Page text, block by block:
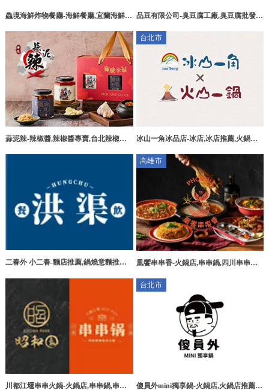
鱻境海鮮炸物餐廳-海鮮餐廳,宜蘭海鮮餐
海鮮炸物小吃店
品豆有限公司-臭豆腐工廠,臭豆腐批發,
蒜泥辣-辣椒醬,辣椒醬專賣,台北辣椒醬
台北市
冰山一角冰品店-冰店,冰店推薦,火鍋推
鍋推薦
二春外 小二春-麵店推薦,鍋燒意麵推薦,
高雄市
凰饗串串香-火鍋店,串串鍋,四川串串鍋,
川都江堰串串火鍋-火鍋店,串串鍋,串串
台北市
傻員外mini獨享鍋-火鍋店,火鍋店推薦,